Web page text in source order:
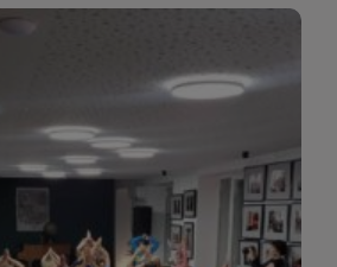
do książek od najmłodszych lat.
wspólnej zabawy i odkrywania
świata literatury!
WIĘCEJ